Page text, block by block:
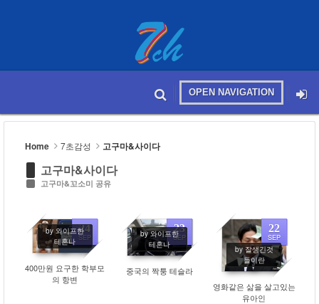
메뉴 건너뛰기
OPEN NAVIGATION
본문시작
Home 7초감성 고구마&사이다
고구마&사이다
고구마&꼬소미 공유
24
SEP
by 와이프한
테혼나
584
400만원 요구한 학부모
의 항변
23
SEP
by 와이프한
테혼나
400
중국의 짝퉁 테슬라
22
SEP
by 잘생긴것
들이란
457
영화같은 삶을 살고있는
유아인
Sketchbook5, 스케치북5
Sketchbook5, 스케치북5